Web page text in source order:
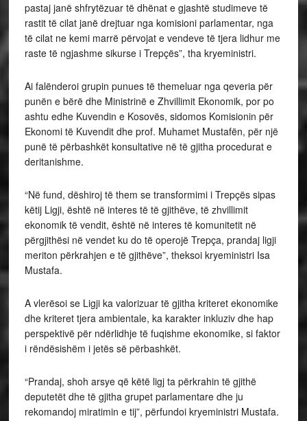
pastaj janë shfrytëzuar të dhënat e gjashtë studimeve të
rastit të cilat janë drejtuar nga komisioni parlamentar, nga
të cilat ne kemi marrë përvojat e vendeve të tjera lidhur me
raste të ngjashme sikurse i Trepçës”, tha kryeministri.
Ai falënderoi grupin punues të themeluar nga qeveria për
punën e bërë dhe Ministrinë e Zhvillimit Ekonomik, por po
ashtu edhe Kuvendin e Kosovës, sidomos Komisionin për
Ekonomi të Kuvendit dhe prof. Muhamet Mustafën, për një
punë të përbashkët konsultative në të gjitha procedurat e
deritanishme.
“Në fund, dëshiroj të them se transformimi i Trepçës sipas
këtij Ligji, është në interes të të gjithëve, të zhvillimit
ekonomik të vendit, është në interes të komunitetit në
përgjithësi në vendet ku do të operojë Trepça, prandaj ligji
meriton përkrahjen e të gjithëve”, theksoi kryeministri Isa
Mustafa.
A vlerësoi se Ligji ka valorizuar të gjitha kriteret ekonomike
dhe kriteret tjera ambientale, ka karakter inkluziv dhe hap
perspektivë për ndërlidhje të fuqishme ekonomike, si faktor
i rëndësishëm i jetës së përbashkët.
“Prandaj, shoh arsye që këtë ligj ta përkrahin të gjithë
deputetët dhe të gjitha grupet parlamentare dhe ju
rekomandoj miratimin e tij”, përfundoi kryeministri Mustafa.